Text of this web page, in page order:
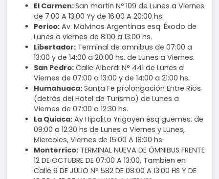
El Carmen:San martin Nº 109 de Lunes a Viernes
de 7:00 A 13:00 Yy de 16:00 A 20:00 hs.
Perico: Av. Malvinas Argentinas esq. Éxodo de
Lunes a viernes de 8:00 a 13:00 hs.
Libertador: Terminal de omnibus de 07:00 a
13:00 y de 14:00 a 20:00 hs. de Lunes a Viernes.
San Pedro: Calle Alberdi N° 441 de Lunes a
Viernes de 07:00 a 13:00 y de 14:00 a 21:00 hs.
Humahuaca: Santa Fe prolongación Entre Ríos
(detrás del Hotel de Turismo) de Lunes a
Viernes de 07:00 a 12:30 hs.
La Quiaca: Av Hipolito Yrigoyen esq guemes, de
09:00 a 12:30 hs de Lunes a Viernes y Lunes,
Miercoles, Viernes de 15:00 A 18:00 hs.
Monterrico: TERMINAL NUEVA DE ÓMNIBUS FRENTE
12 DE OCTUBRE DE 07:00 A 13:00, Tambien en
Calle 9 DE JULIO Nº 582 DE 08:00 A 13:00 HS Y DE